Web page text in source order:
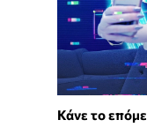
Κάνε το